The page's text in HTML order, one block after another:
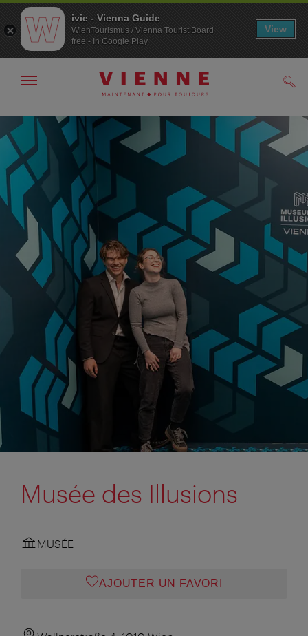
Navigation
Contenu
Afficher
la
navigation
Musée des Illusions
MUSÉE
AJOUTER UN FAVORI
ivie - Vienna Guide
WienTourismus / Vienna Tourist Board
free - In Google Play
View